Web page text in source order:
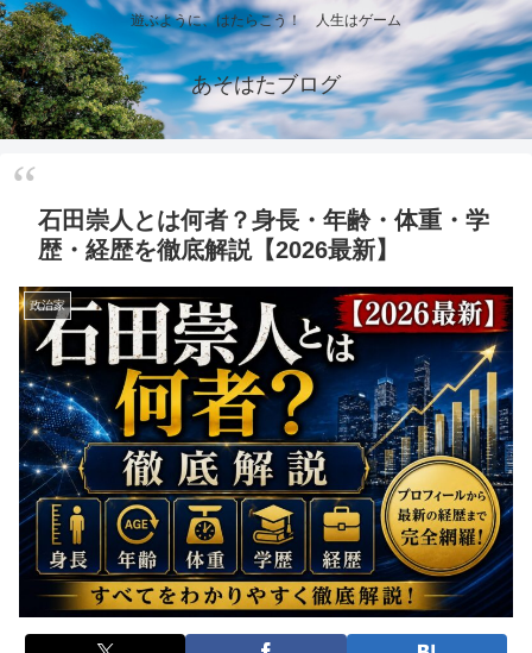
遊ぶように、はたらこう！ 人生はゲーム
あそはたブログ
石田崇人とは何者？身長・年齢・体重・学
歴・経歴を徹底解説【2026最新】
政治家